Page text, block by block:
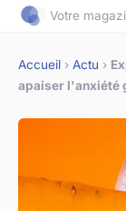
Votre
Accueil › Actu ›
apaiser l'anxiété